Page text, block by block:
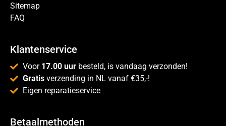
Sitemap
FAQ
Klantenservice
Voor 17.00 uur besteld, is vandaag verzonden!
Gratis verzending in NL vanaf €35,-!
Eigen reparatieservice
Betaalmethoden